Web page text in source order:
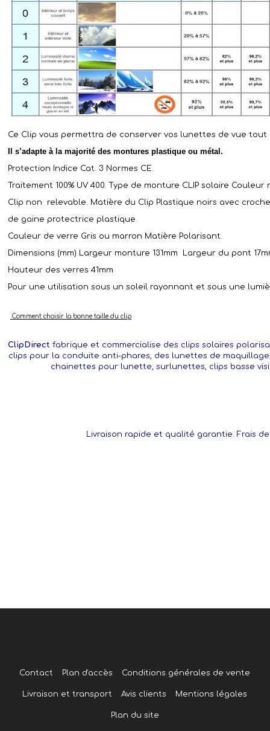
Ce Clip vous permettra de conserver vos lunettes de vue
Il s’adapte à la majorité des montures plastique ou métal.
Protection Indice Cat. 3 Normes CE.
Traitement 100% UV 400. Type de monture CLIP solaire
Clip non relevable. Matière du Clip Plastique noirs avec
de gaine protectrice plastique.
Couleur de verre Gris ou marron Matière Polarisant.
Dimensions (mm) Largeur monture 131mm Largeur du pont
Hauteur des verres 41mm
Pour une utilisation sous un soleil rayonnant et sous une
Comment choisir la bonne taille du clip
ClipDirect fabrique et commercialise des clips solaires
clips pour la conduite anti-phares, des lunettes de
chainettes pour lunette, surlunettes, clips basse
Livraison rapide et qualité garantie. Frais
Contact Plan d'accès Conditions générales de vente
Livraison et transport Avis clients Mentions légales
Plan du site